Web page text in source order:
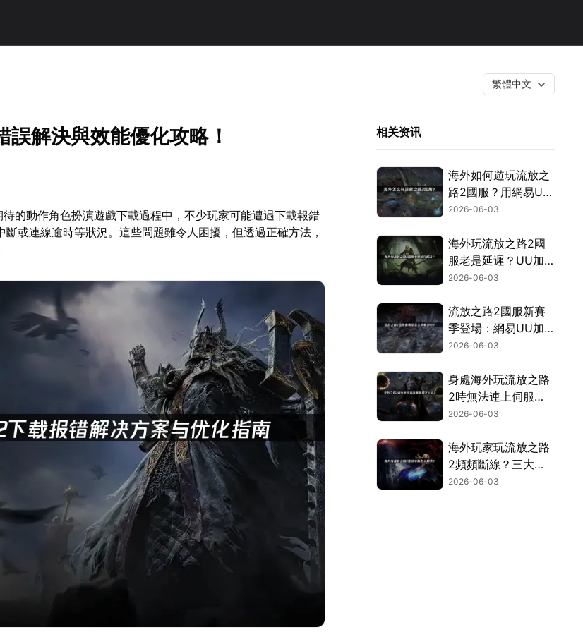
繁體中文
解決與效能優化攻略！
的動作角色扮演遊戲下載過程中，不少玩家可能遭遇下載報錯
或連線逾時等狀況。這些問題雖令人困擾，但透過正確方法，
相关资讯
海外如何遊玩流放之
路2國服？用網易UU
加速器一鍵搞定！
2026-06-03
海外玩流放之路2國
服老是延遲？UU加
速器一鍵搞定跨國網
2026-06-03
流放之路2國服新賽
季登場：網易UU加
速器讓你暢玩不卡
2026-06-03
身處海外玩流放之路
2時無法連上伺服器
的完整解決方案！
2026-06-03
海外玩家玩流放之路
2頻頻斷線？三大主
因與終極解決對策！
2026-06-03